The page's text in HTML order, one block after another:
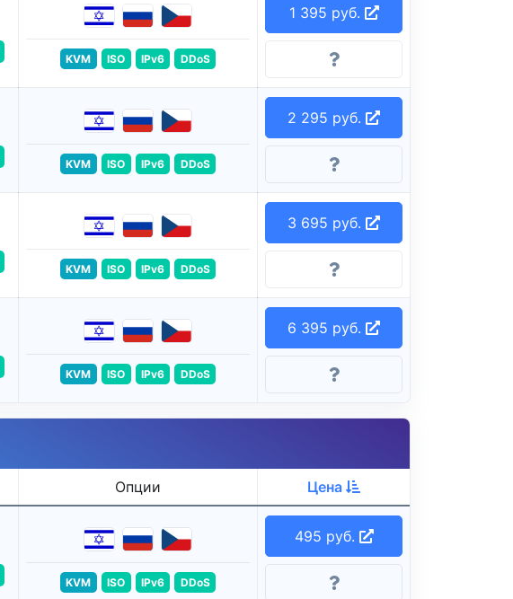
KVM ISO IPv6 DDoS
1 395 руб.
KVM ISO IPv6 DDoS
2 295 руб.
KVM ISO IPv6 DDoS
3 695 руб.
KVM ISO IPv6 DDoS
6 395 руб.
Опции Цена
KVM ISO IPv6 DDoS
495 руб.